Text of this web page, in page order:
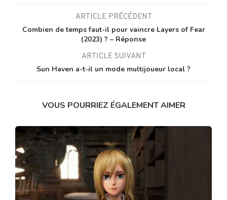
ARTICLE PRÉCÉDENT
Combien de temps faut-il pour vaincre Layers of Fear
(2023) ? – Réponse
ARTICLE SUIVANT
Sun Haven a-t-il un mode multijoueur local ?
VOUS POURRIEZ ÉGALEMENT AIMER